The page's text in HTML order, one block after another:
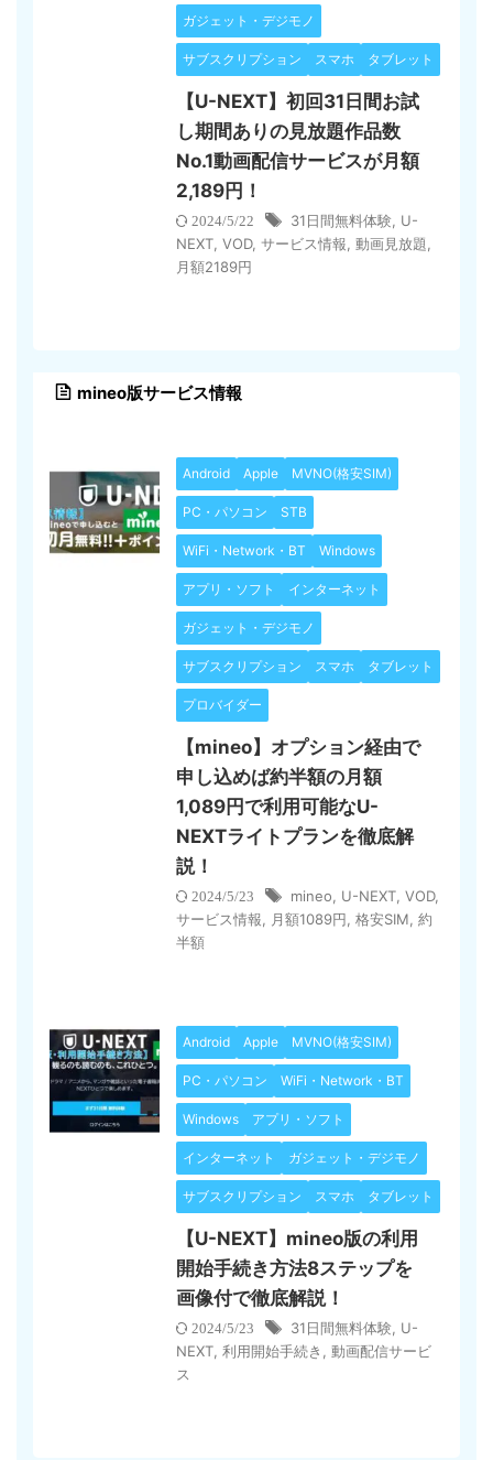
ガジェット・デジモノ
サブスクリプション スマホ タブレット
【U-NEXT】初回31日間お試
し期間ありの見放題作品数
No.1動画配信サービスが月額
2,189円！
2024/5/22 31日間無料体験 U-
NEXT VOD, サービス情報 動画見放題
月額2189円
mineo版サービス情報
Android Apple MVNO(格安SIM)
PC・パソコン STB
WiFi・Network・BT Windows
アプリ・ソフト インターネット
ガジェット・デジモノ
サブスクリプション スマホ タブレット
プロバイダー
【mineo】オプション経由で
申し込めば約半額の月額
1,089円で利用可能なU-
NEXTライトプランを徹底解
説！
2024/5/23 mineo U-NEXT VOD,
サービス情報
月額1089円 格安SIM 約
半額
Android Apple MVNO(格安SIM)
PC・パソコン WiFi・Network・BT
Windows アプリ・ソフト
インターネット ガジェット・デジモノ
サブスクリプション スマホ タブレット
【U-NEXT】mineo版の利用
開始手続き方法8ステップを
画像付で徹底解説！
2024/5/23 31日間無料体験 U-
NEXT 利用開始手続き
動画配信サービ
ス